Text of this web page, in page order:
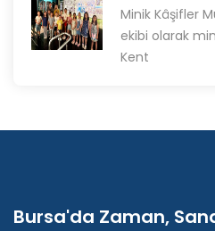
Minik Kâşifler
ekibi olarak
Kent
Bursa'da Zaman,